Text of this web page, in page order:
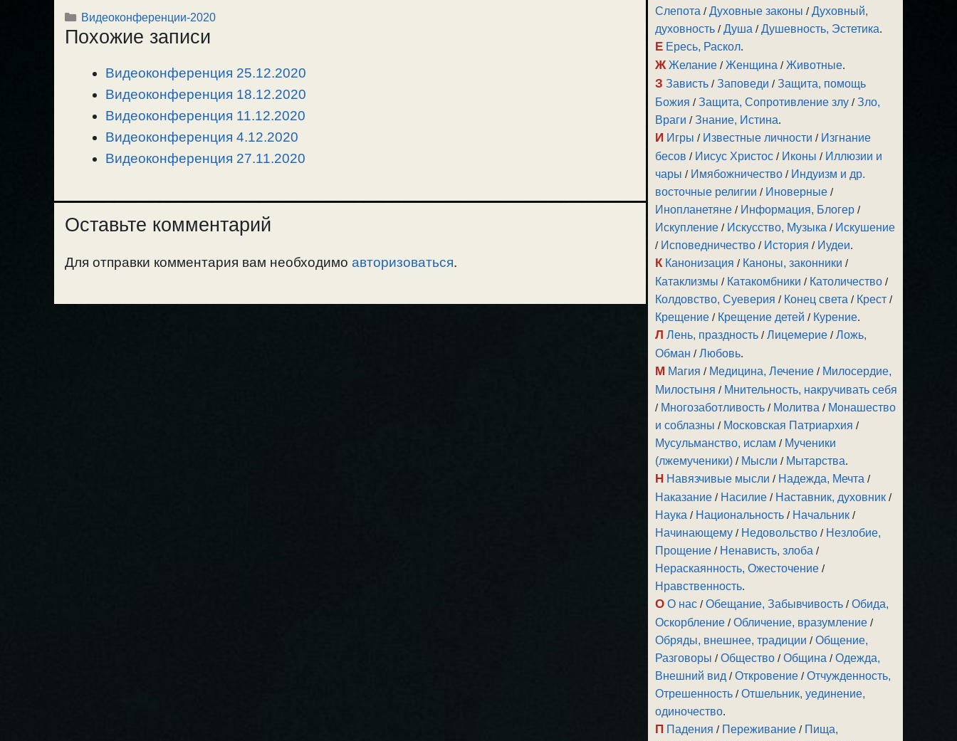
уменьшить
p
y
l
e
r
a
m
c
e
o
o
k
п
р
в
и
т
Рубрики
Видеоконференции-2020
Похожие записи
Видеоконференция 25.12.2020
Видеоконференция 18.12.2020
Видеоконференция 11.12.2020
Видеоконференция 4.12.2020
Видеоконференция 27.11.2020
Оставьте комментарий
Для отправки комментария вам необходимо авторизоваться.
Слепота /Духовные законы /Духовный,
духовность /Душа /Душевность, Эстетика.
Е Ересь, Раскол.
Ж Желание /Женщина /Животные.
З Зависть /Заповеди /Защита, помощь
Божия /Защита, Сопротивление злу /Зло,
Враги /Знание, Истина.
И Игры / Известные личности / Изгнание
бесов / Иисус Христос / Иконы / Иллюзии и
чары / Имябожничество / Индуизм и др.
восточные религии / Иноверные /
Инопланетяне / Информация, Блогер /
Искупление / Искусство, Музыка / Искушение
/ Исповедничество / История / Иудеи.
К Канонизация / Каноны, законники /
Катаклизмы / Катакомбники / Католичество /
Колдовство, Суеверия / Конец света / Крест /
Крещение / Крещение детей / Курение.
Л Лень, праздность /Лицемерие /Ложь,
Обман /Любовь.
М Магия / Медицина, Лечение / Милосердие,
Милостыня / Мнительность, накручивать себя
/ Многозаботливость / Молитва / Монашество
и соблазны / Московская Патриархия /
Мусульманство, ислам / Мученики
(лжемученики) / Мысли / Мытарства.
Н Навязчивые мысли / Надежда, Мечта /
Наказание / Насилие / Наставник, духовник /
Наука / Национальность / Начальник /
Начинающему / Недовольство / Незлобие,
Прощение / Ненависть, злоба /
Нераскаянность, Ожесточение /
Нравственность.
О О нас /Обещание, Забывчивость /Обида,
Оскорбление /Обличение, вразумление /
Обряды, внешнее, традиции /Общение,
Разговоры /Общество /Община /Одежда,
Внешний вид /Откровение /Отчужденность,
Отрешенность /Отшельник, уединение,
одиночество.
П Падения / Переживание / Пища,